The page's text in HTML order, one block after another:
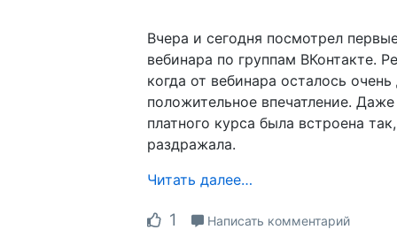
Вчера и сегодня посмотрел
вебинара по группам ВКонтакте.
когда от вебинара осталось
положительное впечатление.
платного курса была встроена
раздражала.
Читать далее…
1 Написать комментарий